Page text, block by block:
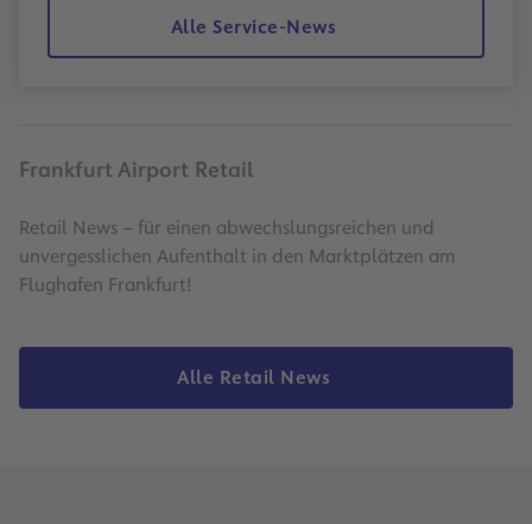
Alle Service-News
Frankfurt Airport Retail
Retail News – für einen abwechslungsreichen und
unvergesslichen Aufenthalt in den Marktplätzen am
Flughafen Frankfurt!
Alle Retail News